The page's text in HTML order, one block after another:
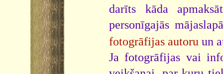
darīts kāda
personīgajās
fotogrāfijas autoru un
Ja fotogrāfijas vai